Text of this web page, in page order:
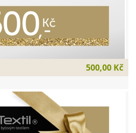
500,00 Kč